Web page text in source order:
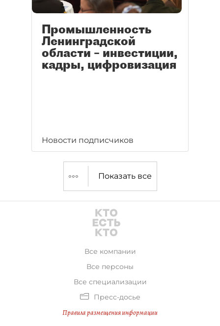
Промышленность
Ленинградской
области – инвестиции,
кадры, цифровизация
Новости подписчиков
Показать все
Все компании
Все персоны
Все специализации
Пресс-досье
Правила размещения информации